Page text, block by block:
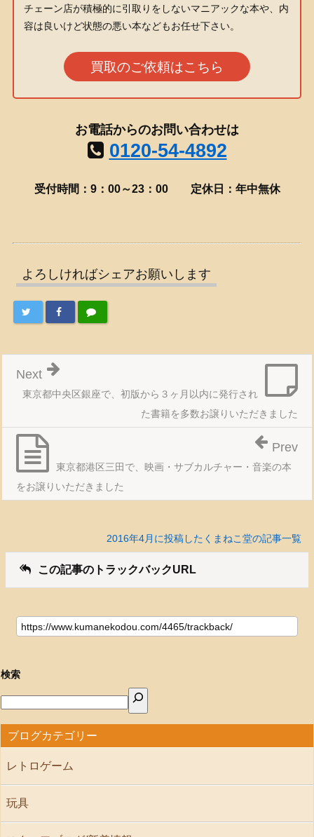
チェーン店が積極的に引取りをしないマニアックな本や、内
容は良いけど状態の悪い本などもお任せ下さい。
買取のご依頼はこちら
お電話からのお問い合わせは
0120-54-4892
受付時間：9：00～23：00 定休日：年中無休
よろしければシェアお願いします
東京都中央区銀座で、初版から３ヶ月以内に発行され
た書籍を多数お譲りいただきました
Next
東京都港区三田で、映画・サブカルチャー・音楽の本
をお譲りいただきました
Prev
2016年4月に投稿したくまねこ堂の記事一覧
この記事のトラックバックURL
検索
ブログカテゴリー
レトロゲーム
玩具